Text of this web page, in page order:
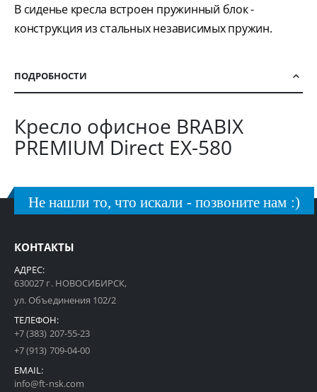
В сиденье кресла встроен пружинный блок -
конструкция из стальных независимых пружин.
ПОДРОБНОСТИ
Кресло офисное BRABIX
PREMIUM Direct EX-580
Не нашли то, что искали - позвоните нам :)
КОНТАКТЫ
АДРЕС:
630027 г. НОВОСИБИРСК,
ул. Объединения 102/2
ТЕЛЕФОН:
+7 (383) 207-55-23
+7 (913) 709-04-00
EMAIL:
info@ft-nsk.com